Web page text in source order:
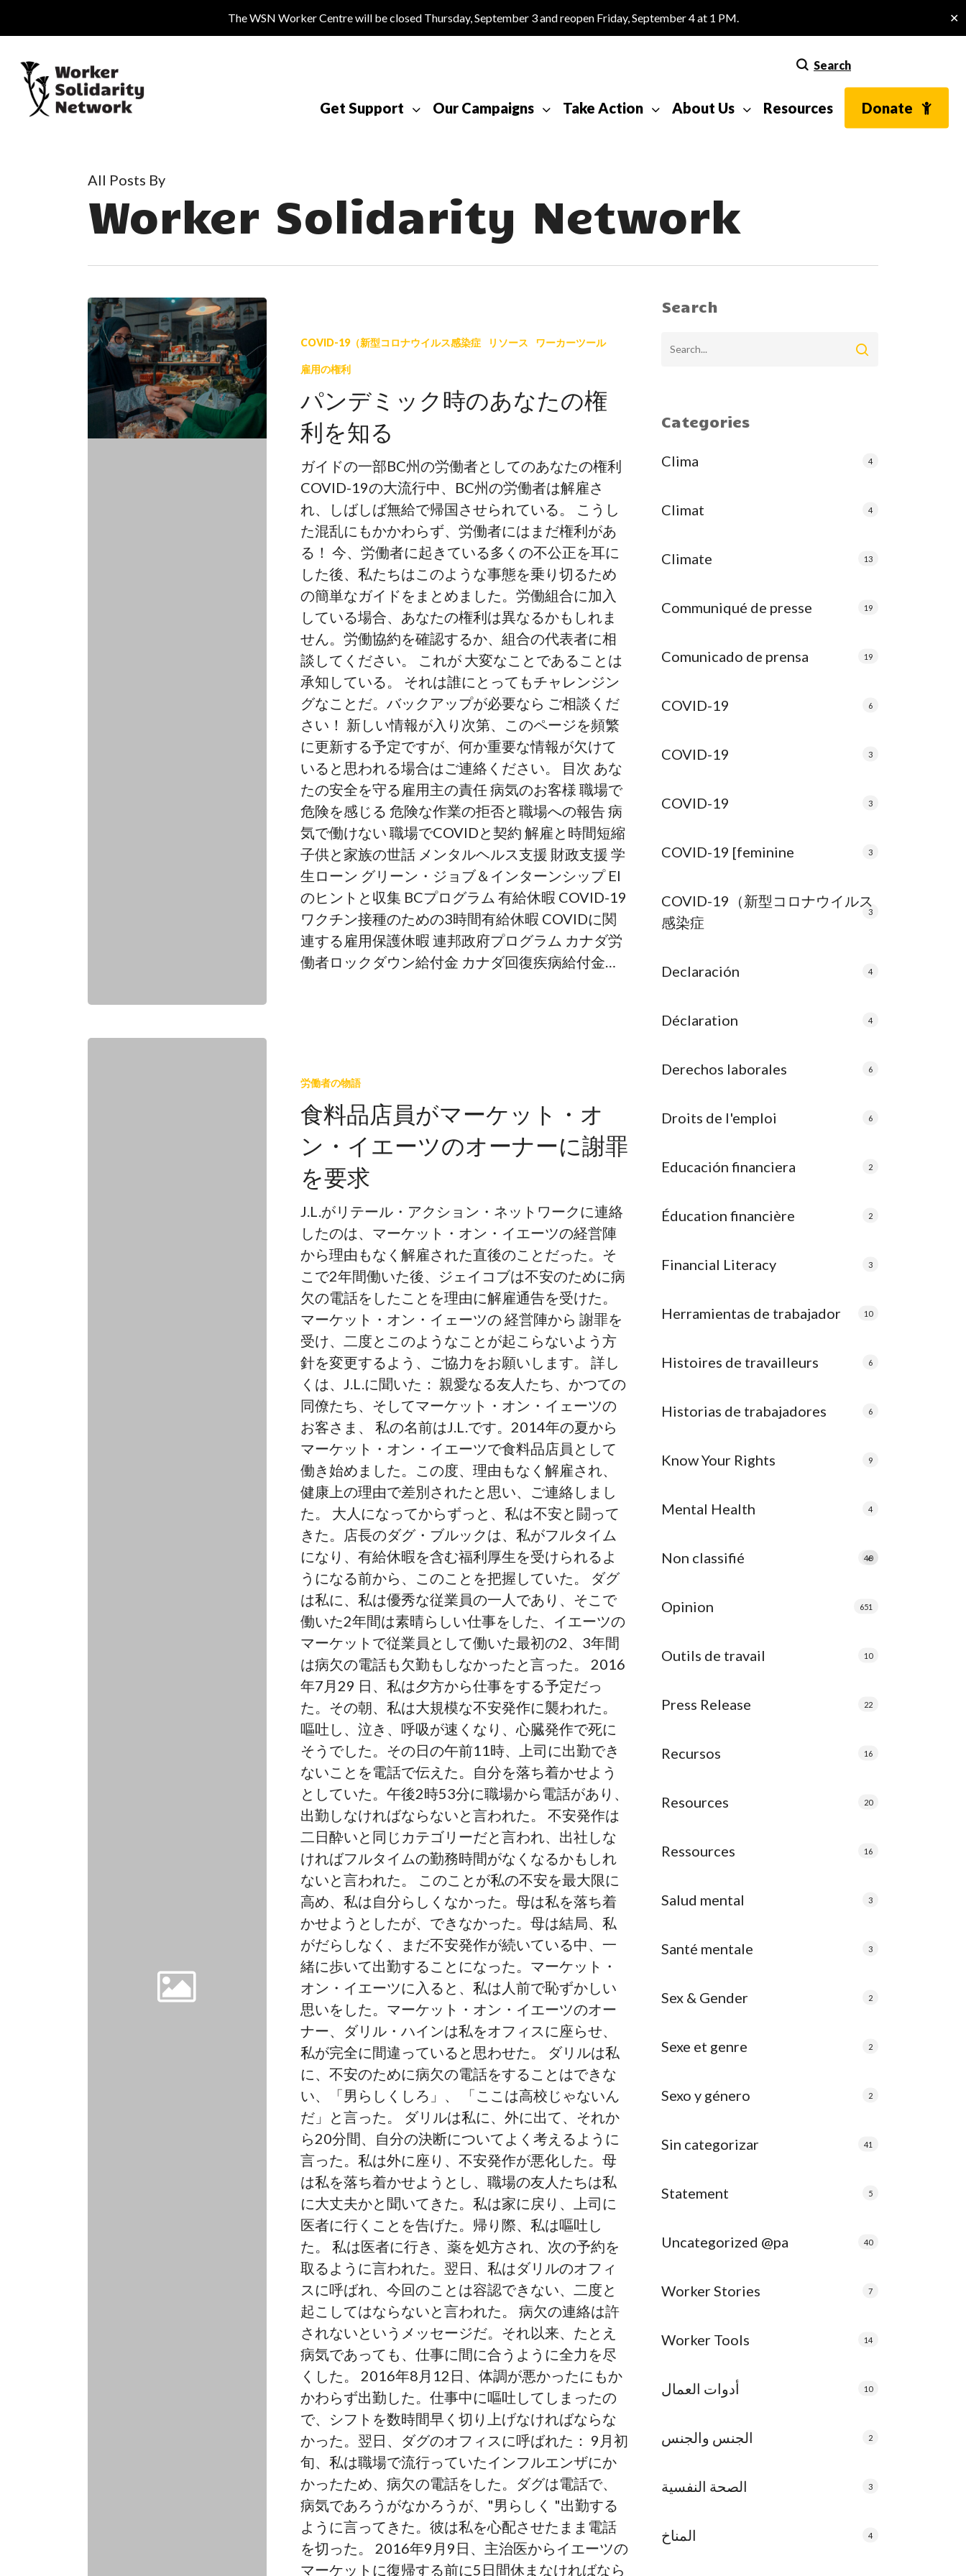
to
content
Hit enter to search or ESC to close
The WSN Worker Centre will be closed Thursday, September 3 and reopen Friday, September 4 at 1 PM. ✕
Get Support Our Campaigns Take Action About Us Resources Donate
Search
All Posts By
Worker Solidarity Network
COVID-19（新型コロナウイルス感染症 リソース ワーカーツール
雇用の権利
パンデミック時のあなたの権
利を知る
ガイドの一部BC州の労働者としてのあなたの権利
COVID-19の大流行中、BC州の労働者は解雇さ
れ、しばしば無給で帰国させられている。 こうし
た混乱にもかかわらず、労働者にはまだ権利があ
る！ 今、労働者に起きている多くの不公正を耳に
した後、私たちはこのような事態を乗り切るため
の簡単なガイドをまとめました。労働組合に加入
している場合、あなたの権利は異なるかもしれま
せん。労働協約を確認するか、組合の代表者に相
談してください。 これが 大変なことであることは
承知している。 それは誰にとってもチャレンジン
グなことだ。バックアップが必要なら ご相談くだ
さい！ 新しい情報が入り次第、このページを頻繁
に更新する予定ですが、何か重要な情報が欠けて
いると思われる場合はご連絡ください。 目次 あな
たの安全を守る雇用主の責任 病気のお客様 職場で
危険を感じる 危険な作業の拒否と職場への報告 病
気で働けない 職場でCOVIDと契約 解雇と時間短縮
子供と家族の世話 メンタルヘルス支援 財政支援 学
生ローン グリーン・ジョブ＆インターンシップ EI
のヒントと収集 BCプログラム 有給休暇 COVID-19
ワクチン接種のための3時間有給休暇 COVIDに関
連する雇用保護休暇 連邦政府プログラム カナダ労
働者ロックダウン給付金 カナダ回復疾病給付金…
労働者の物語
食料品店員がマーケット・オ
ン・イエーツのオーナーに謝罪
を要求
J.L.がリテール・アクション・ネットワークに連絡
したのは、マーケット・オン・イエーツの経営陣
から理由もなく解雇された直後のことだった。そ
こで2年間働いた後、ジェイコブは不安のために病
欠の電話をしたことを理由に解雇通告を受けた。
マーケット・オン・イェーツの 経営陣から 謝罪を
受け、二度とこのようなことが起こらないよう方
針を変更するよう、ご協力をお願いします。 詳し
くは、J.L.に聞いた： 親愛なる友人たち、かつての
同僚たち、そしてマーケット・オン・イェーツの
お客さま、 私の名前はJ.L.です。2014年の夏から
マーケット・オン・イエーツで食料品店員として
働き始めました。この度、理由もなく解雇され、
健康上の理由で差別されたと思い、ご連絡しまし
た。 大人になってからずっと、私は不安と闘って
きた。店長のダグ・ブルックは、私がフルタイム
になり、有給休暇を含む福利厚生を受けられるよ
うになる前から、このことを把握していた。 ダグ
は私に、私は優秀な従業員の一人であり、そこで
働いた2年間は素晴らしい仕事をした、イエーツの
マーケットで従業員として働いた最初の2、3年間
は病欠の電話も欠勤もしなかったと言った。 2016
年7月29 日、私は夕方から仕事をする予定だっ
た。その朝、私は大規模な不安発作に襲われた。
嘔吐し、泣き、呼吸が速くなり、心臓発作で死に
そうでした。その日の午前11時、上司に出勤でき
ないことを電話で伝えた。自分を落ち着かせよう
としていた。午後2時53分に職場から電話があり、
出勤しなければならないと言われた。 不安発作は
二日酔いと同じカテゴリーだと言われ、出社しな
ければフルタイムの勤務時間がなくなるかもしれ
ないと言われた。 このことが私の不安を最大限に
高め、私は自分らしくなかった。母は私を落ち着
かせようとしたが、できなかった。母は結局、私
がだらしなく、まだ不安発作が続いている中、一
緒に歩いて出勤することになった。マーケット・
オン・イエーツに入ると、私は人前で恥ずかしい
思いをした。マーケット・オン・イエーツのオー
ナー、ダリル・ハインは私をオフィスに座らせ、
私が完全に間違っていると思わせた。 ダリルは私
に、不安のために病欠の電話をすることはできな
い、「男らしくしろ」、 「ここは高校じゃないん
だ」と言った。 ダリルは私に、外に出て、それか
ら20分間、自分の決断についてよく考えるように
言った。私は外に座り、不安発作が悪化した。母
は私を落ち着かせようとし、職場の友人たちは私
に大丈夫かと聞いてきた。私は家に戻り、上司に
医者に行くことを告げた。帰り際、私は嘔吐し
た。 私は医者に行き、薬を処方され、次の予約を
取るように言われた。翌日、私はダリルのオフィ
スに呼ばれ、今回のことは容認できない、二度と
起こしてはならないと言われた。 病欠の連絡は許
されないというメッセージだ。それ以来、たとえ
病気であっても、仕事に間に合うように全力を尽
くした。 2016年8月12日、体調が悪かったにもか
かわらず出勤した。仕事中に嘔吐してしまったの
で、シフトを数時間早く切り上げなければならな
かった。翌日、ダグのオフィスに呼ばれた： 9月初
旬、私は職場で流行っていたインフルエンザにか
かったため、病欠の電話をした。ダグは電話で、
病気であろうがなかろうが、"男らしく "出勤する
ように言ってきた。彼は私を心配させたまま電話
を切った。 2016年9月9日、主治医からイエーツの
マーケットに復帰する前に5日間休まなければなら
Search
Categories
Clima 4
Climat 4
Climate 13
Communiqué de presse 19
Comunicado de prensa 19
COVID-19 6
COVID-19 3
COVID-19 3
COVID-19 [feminine 3
COVID-19（新型コロナウイルス
感染症
3
Declaración 4
Déclaration 4
Derechos laborales 6
Droits de l'emploi 6
Educación financiera 2
Éducation financière 2
Financial Literacy 3
Herramientas de trabajador 10
Histoires de travailleurs 6
Historias de trabajadores 6
Know Your Rights 9
Mental Health 4
Non classifié e
40
Opinion 651
Outils de travail 10
Press Release 22
Recursos 16
Resources 20
Ressources 16
Salud mental 3
Santé mentale 3
Sex & Gender 2
Sexe et genre 2
Sexo y género 2
Sin categorizar 41
Statement 5
Uncategorized @pa 40
Worker Stories 7
Worker Tools 14
أدوات العمال 10
الجنس والجنس 2
الصحة النفسية 3
المناخ 4